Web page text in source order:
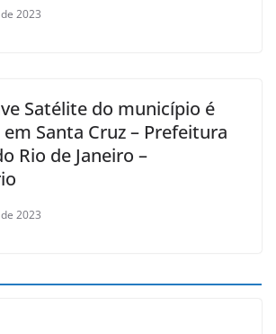
2023
Satélite do município é
Santa Cruz – Prefeitura
Rio de Janeiro –
2023